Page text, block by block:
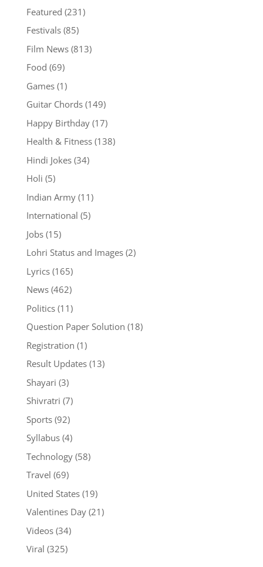
Featured (231)
Festivals(85)
Film News(813)
Food (69)
Games(1)
Guitar Chords(149)
Happy Birthday(17)
Health & Fitness(138)
Hindi Jokes(34)
Holi (5)
Indian Army(11)
International (5)
Jobs(15)
Lohri Status and Images(2)
Lyrics(165)
News(462)
Politics(11)
Question Paper Solution (18)
Registration (1)
Result Updates(13)
Shayari (3)
Shivratri (7)
Sports(92)
Syllabus(4)
Technology(58)
Travel (69)
United States(19)
Valentines Day(21)
Videos(34)
Viral (325)